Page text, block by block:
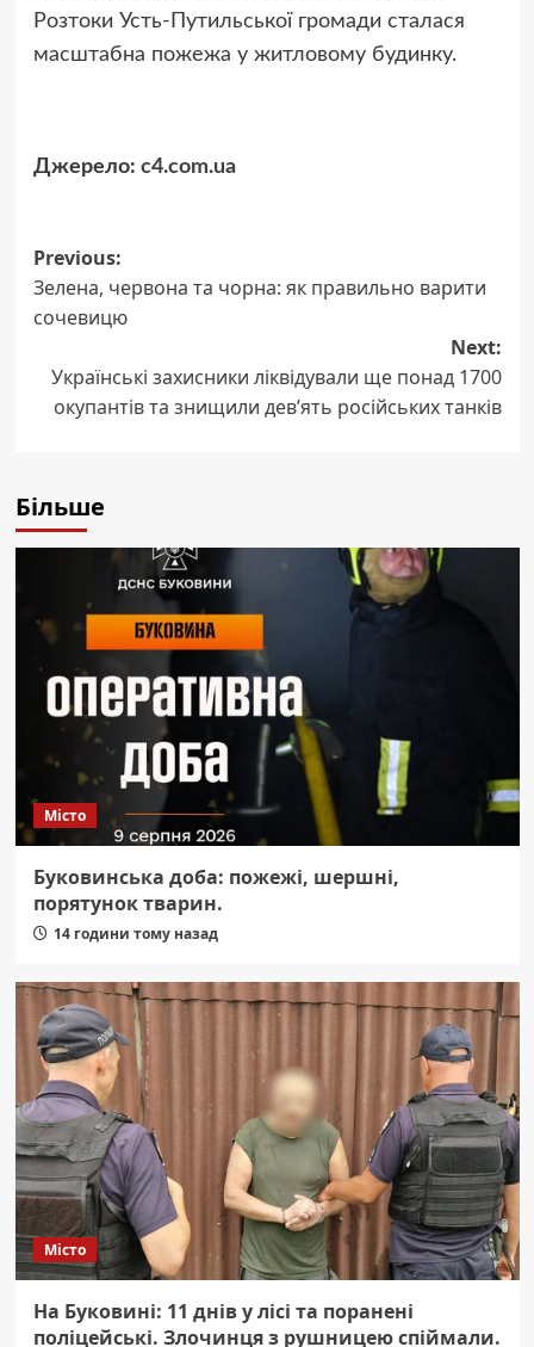
Розтоки Усть-Путильської громади сталася
масштабна пожежа у житловому будинку.
Джерело: c4.com.ua
Post
navigation
Previous:
Зелена, червона та чорна: як правильно варити
сочевицю
Next:
Українські захисники ліквідували ще понад 1700
окупантів та знищили дев’ять російських танків
Більше
Місто
Буковинська доба: пожежі, шершні,
порятунок тварин.
14 години тому назад
Місто
На Буковині: 11 днів у лісі та поранені
поліцейські. Злочинця з рушницею спіймали.